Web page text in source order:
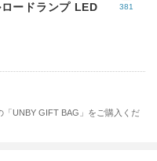
381
ードランプ LED
UNBY GIFT BAG」をご購入くだ